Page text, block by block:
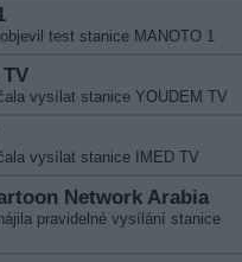
test stanice MANOTO 1
vysílat stanice YOUDEM TV
vysílat stanice IMED TV
Network Arabia
pravidelné vysílání stanice